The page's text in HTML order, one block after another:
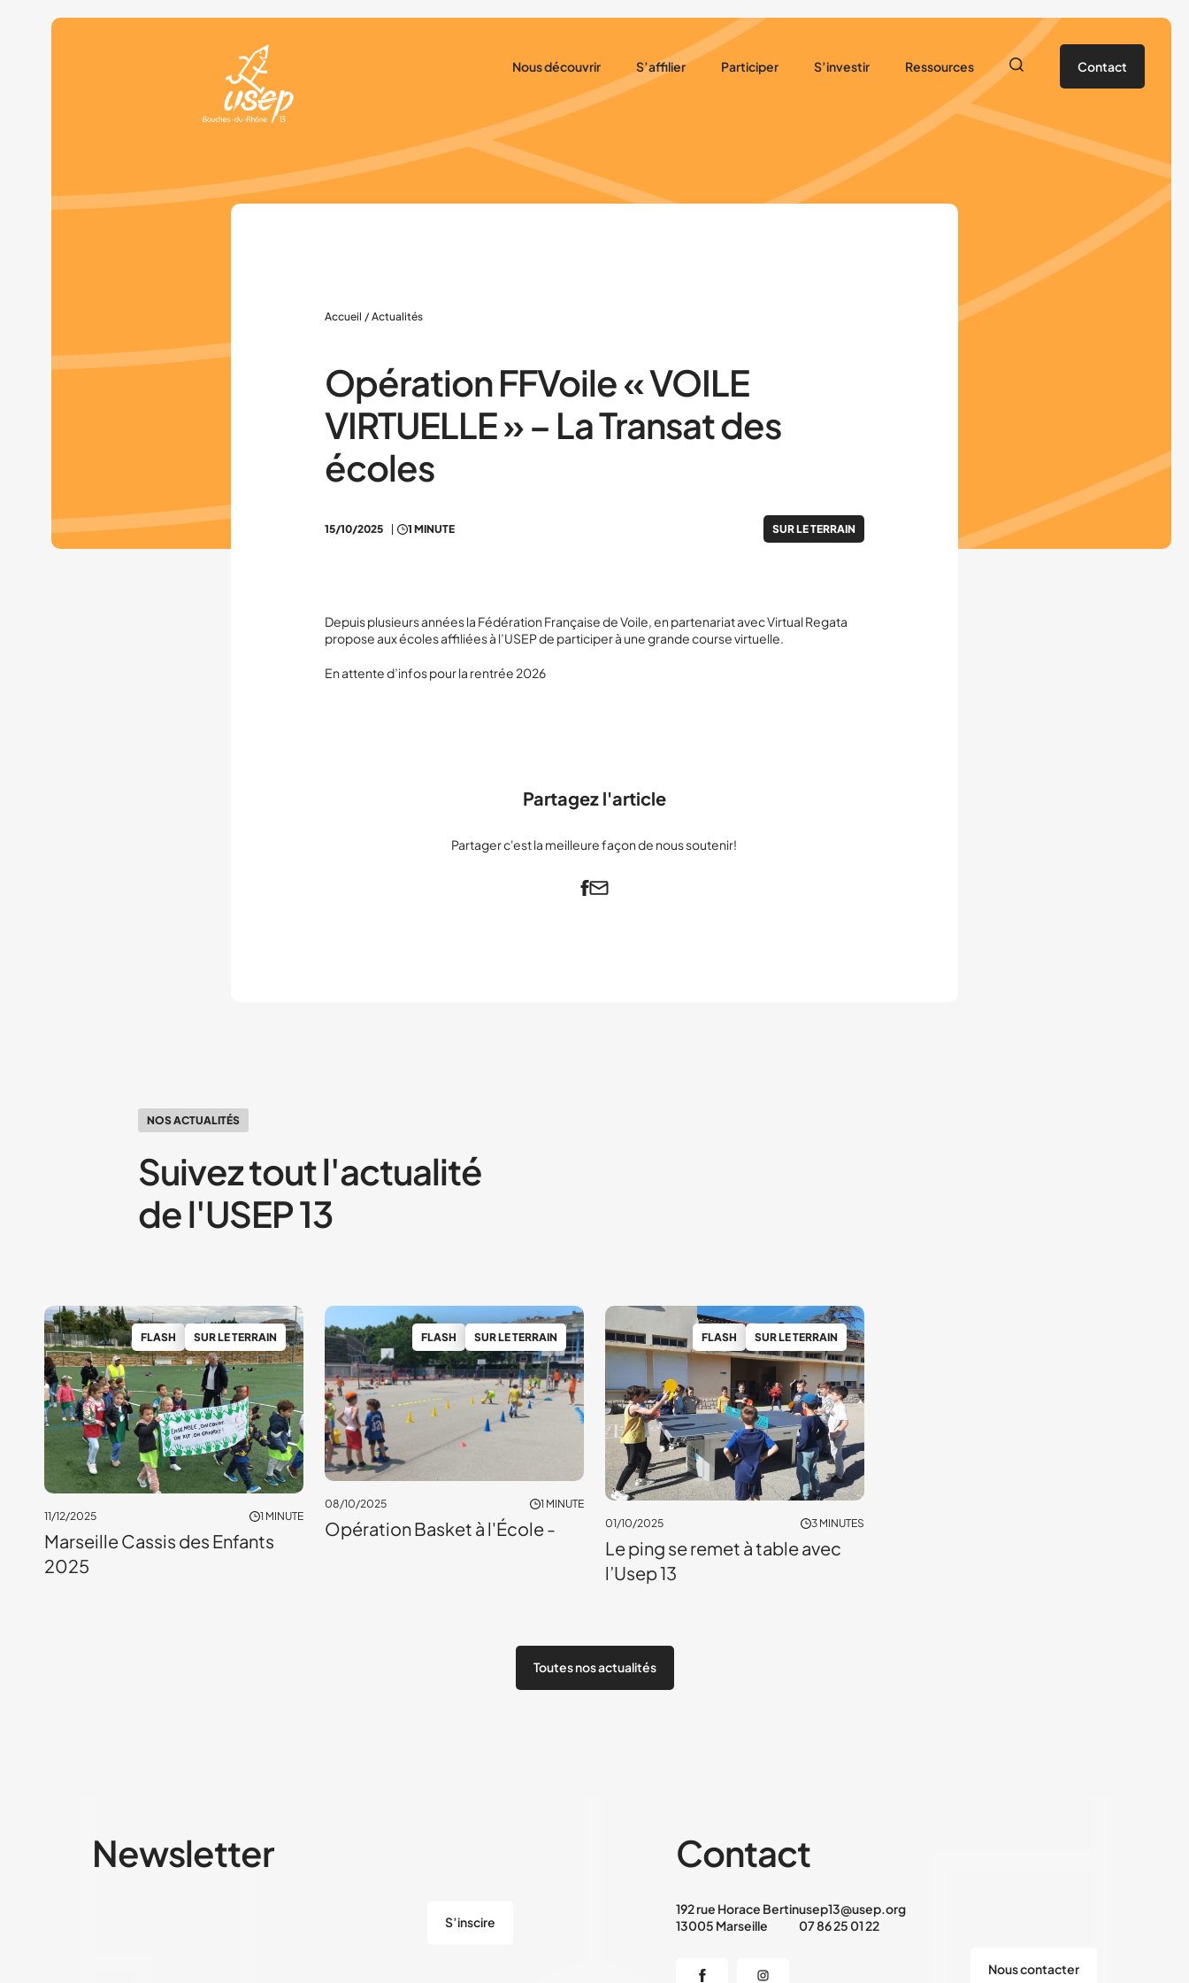
Nous découvrir
Nos missions
Notre organisation
Nos secteurs
Nos partenaires
Nos évènements
S’affilier Participer S’investir
Vos rencontres associatives
Savoir rouler à vélo
Formations
Devenir partenaire
Ressources
Ressources pédagogiques
Prêt de matériel
Contact
Accueil / Actualités
Opération FFVoile « VOILE
VIRTUELLE » – La Transat des
écoles
15/10/2025 1 MINUTE SUR LE TERRAIN
Depuis plusieurs années la Fédération Française de Voile, en partenariat avec Virtual Regata
propose aux écoles affiliées à l’USEP de participer à une grande course virtuelle.
En attente d’infos pour la rentrée 2026
Partagez l'article
Partager c'est la meilleure façon de nous soutenir!
NOS ACTUALITÉS
Suivez tout l'actualité
de l'USEP 13
FLASH SUR LE TERRAIN
11/12/2025 1 MINUTE
Marseille Cassis des Enfants
2025
FLASH SUR LE TERRAIN
08/10/2025 1 MINUTE
Opération Basket à l'École -
FLASH SUR LE TERRAIN
01/10/2025 3 MINUTES
Le ping se remet à table avec
l’Usep 13
Toutes nos actualités
Newsletter
S’inscire
Contact
192 rue Horace Bertin
13005 Marseille
usep13@usep.org
07 86 25 01 22
Nous contacter